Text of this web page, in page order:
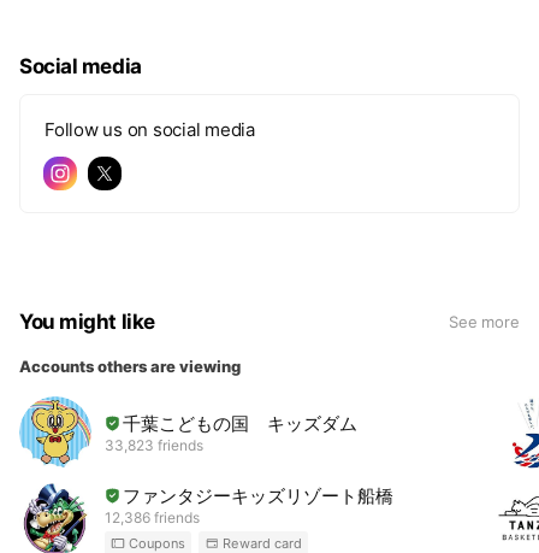
Social media
Follow us on social media
You might like See more
Accounts others are viewing
千葉こどもの国 キッズダム
33,823 friends
ファンタジーキッズリゾート船橋
12,386 friends
Coupons Reward card